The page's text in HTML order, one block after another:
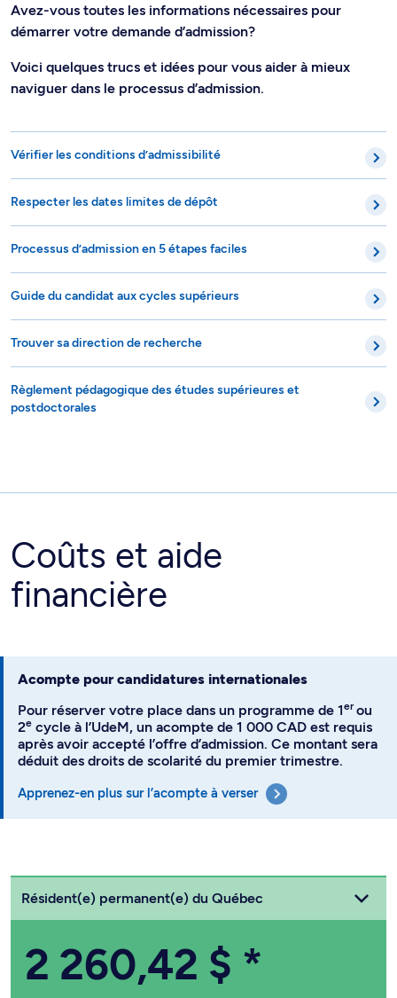
Avez-vous toutes les informations nécessaires pour
démarrer votre demande d’admission?
Voici quelques trucs et idées pour vous aider à mieux
naviguer dans le processus d’admission.
Vérifier les conditions d’admissibilité
Respecter les dates limites de dépôt
Processus d’admission en 5 étapes faciles
Guide du candidat aux cycles supérieurs
Trouver sa direction de recherche
Règlement pédagogique des études supérieures et
postdoctorales
Coûts et aide
financière
Acompte pour candidatures internationales
Pour réserver votre place dans un programme de 1erou
2e cycle à l’UdeM, un acompte de 1 000 CAD est requis
après avoir accepté l’offre d’admission. Ce montant sera
déduit des droits de scolarité du premier trimestre.
Apprenez-en plus sur l’acompte à verser
Choisissez votre statut
Résident(e) permanent(e) du Québec
2 260,42 $ *